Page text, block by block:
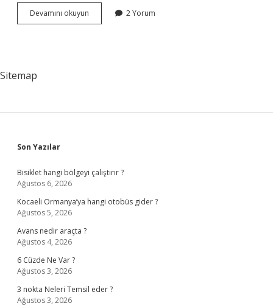
Devamını okuyun
Hakaret
2 Yorum
Sitemap
Sidebar
Son Yazılar
Bisiklet hangi bölgeyi çalıştırır ?
Ağustos 6, 2026
Kocaeli Ormanya’ya hangi otobüs gider ?
Ağustos 5, 2026
Avans nedir araçta ?
Ağustos 4, 2026
6 Cüzde Ne Var ?
Ağustos 3, 2026
3 nokta Neleri Temsil eder ?
Ağustos 3, 2026